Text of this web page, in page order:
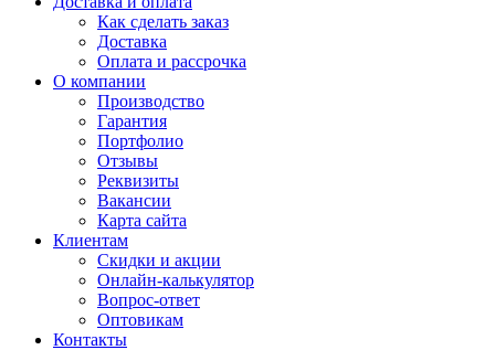
Как сделать заказ
Доставка
Оплата и рассрочка
О компании
Производство
Гарантия
Портфолио
Отзывы
Реквизиты
Вакансии
Карта сайта
Клиентам
Скидки и акции
Онлайн-калькулятор
Вопрос-ответ
Оптовикам
Контакты